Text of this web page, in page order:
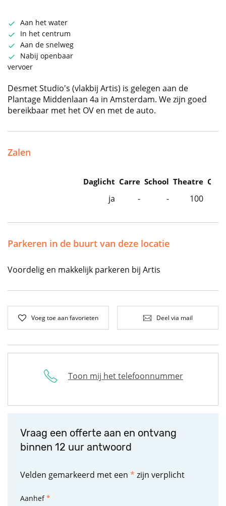
Aan het water
In het centrum
Aan de snelweg
Nabij openbaar
vervoer
Desmet Studio's (vlakbij Artis) is gelegen aan de
Plantage Middenlaan 4a in Amsterdam. We zijn goed
bereikbaar met het OV en met de auto.
Zalen
Daglicht Carre School Theatre
ja - - 100
Parkeren in de buurt van deze locatie
Voordelig en makkelijk parkeren bij Artis
Voeg toe aan favorieten Deel via mail
Toon mij het telefoonnummer
Vraag een offerte aan en ontvang
binnen 12 uur antwoord
Velden gemarkeerd met een * zijn verplicht
Aanhef